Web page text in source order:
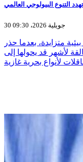
التنوع البيولوجي العالمي
30 جويلية 2026، 09:30
متزايدة، بعدما حذر
أكثر من 1500 سفينة عالقة لأشهر قد يحولها إلى